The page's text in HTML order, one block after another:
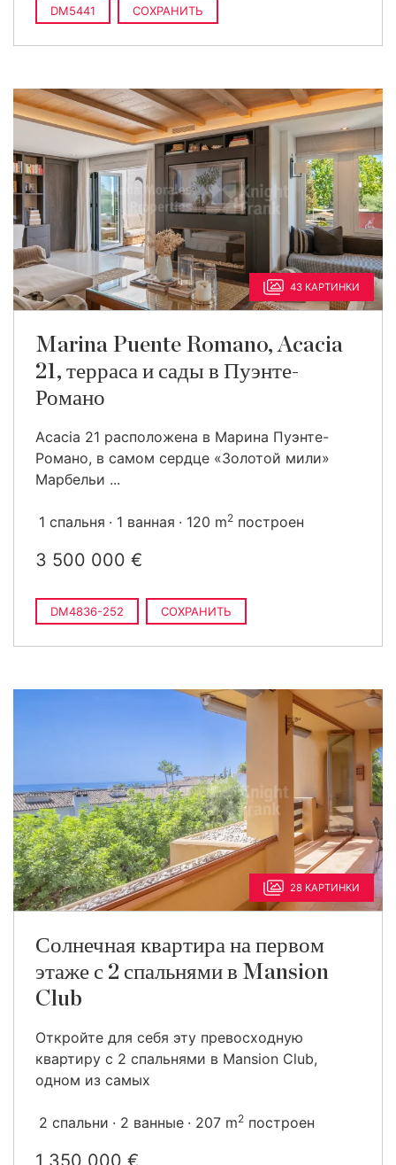
DM5441 СОХРАНИТЬ
43 КАРТИНКИ
Marina Puente Romano, Acacia
21, терраса и сады в Пуэнте-
Романо
Acacia 21 расположена в Марина Пуэнте-
Романо, в самом сердце «Золотой мили»
Марбельи ...
1 спальня 1 ванная 120 m2 построен
3 500 000 €
DM4836-252 СОХРАНИТЬ
28 КАРТИНКИ
Солнечная квартира на первом
этаже с 2 спальнями в Mansion
Club
Откройте для себя эту превосходную
квартиру с 2 спальнями в Mansion Club,
одном из самых
2 спальни 2 ванные 207 m2 построен
1 350 000 €